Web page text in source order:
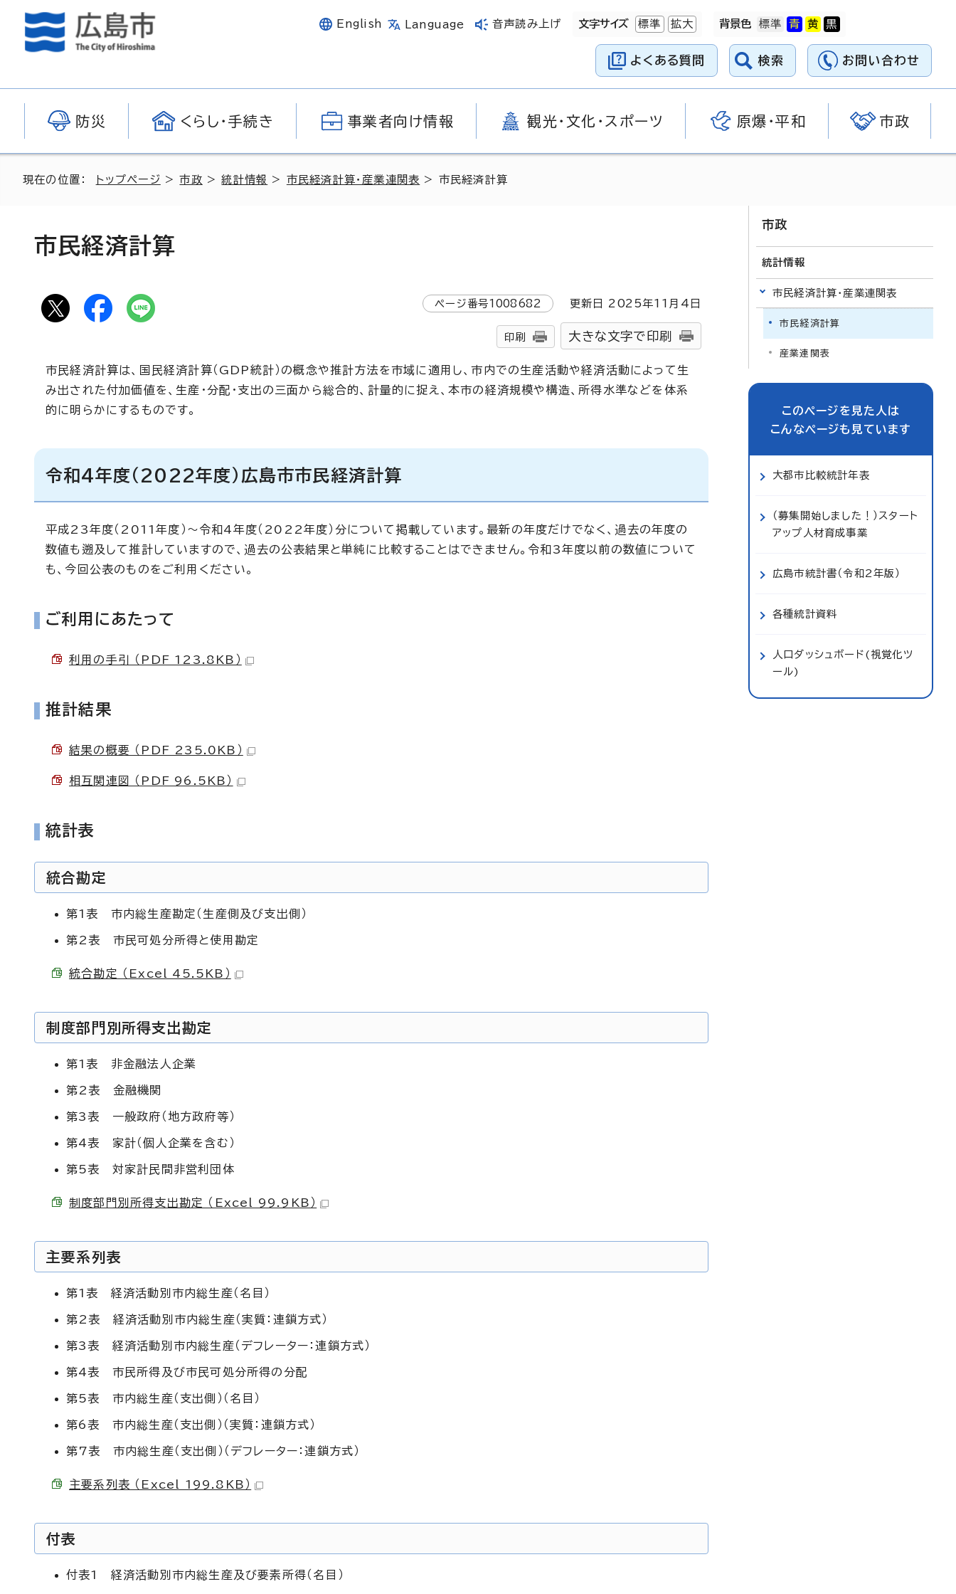
English Language 音声読み上げ 文字サイズ 標準 拡大 背景色
よくある質問 検索 お問い合わせ
防災 くらし・手続き 事業者向け情報 観光・文化・スポーツ 原爆・平和 市政
現在の位置： トップページ >市政 >統計情報 > 市民経済計算・産業連関表 > 市民経済計算
市民経済計算
ページ番号1008682 更新日 2025年11 月4日
印刷 大きな文字で印刷
市民経済計算は、国民経済計算（GDP統計）の概念や推計方法を市域に適用し、市内での生産活動や経済活動によって生
み出された付加価値を、生産・分配・支出の三面から総合的、計量的に捉え、本市の経済規模や構造、所得水準などを体系
的に明らかにするものです。
令和4年度（2022年度）広島市市民経済計算
平成23年度（2011年度）～令和4年度（2022年度）分について掲載しています。最新の年度だけでなく、過去の年度の
数値も遡及して推計していますので、過去の公表結果と単純に比較することはできません。令和3年度以前の数値について
も、今回公表のものをご利用ください。
ご利用にあたって
利用の手引 （PDF 123.8KB）
推計結果
結果の概要 （PDF 235.0KB）
相互関連図 （PDF 96.5KB）
統計表
統合勘定
第1表 市内総生産勘定（生産側及び支出側）
第2表 市民可処分所得と使用勘定
統合勘定 （Excel 45.5KB）
制度部門別所得支出勘定
第1表 非金融法人企業
第2表 金融機関
第3表 一般政府（地方政府等）
第4表 家計（個人企業を含む）
第5表 対家計民間非営利団体
制度部門別所得支出勘定 （Excel 99.9KB）
主要系列表
第1表 経済活動別市内総生産（名目）
第2表 経済活動別市内総生産（実質：連鎖方式）
第3表 経済活動別市内総生産（デフレーター：連鎖方式）
第4表 市民所得及び市民可処分所得の分配
第5表 市内総生産（支出側）（名目）
第6表 市内総生産（支出側）（実質：連鎖方式）
第7表 市内総生産（支出側）（デフレーター：連鎖方式）
主要系列表 （Excel 199.8KB）
付表
付表1 経済活動別市内総生産及び要素所得（名目）
市政
統計情報
市民経済計算・産業連関表
市民経済計算
産業連関表
このページを見た人は
こんなページも見ています
大都市比較統計年表
（募集開始しました！）スタート
アップ人材育成事業
広島市統計書（令和2年版）
各種統計資料
人口ダッシュボード(視覚化ツ
ール)